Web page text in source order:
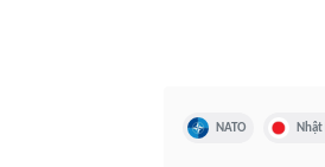
NATO Nhật